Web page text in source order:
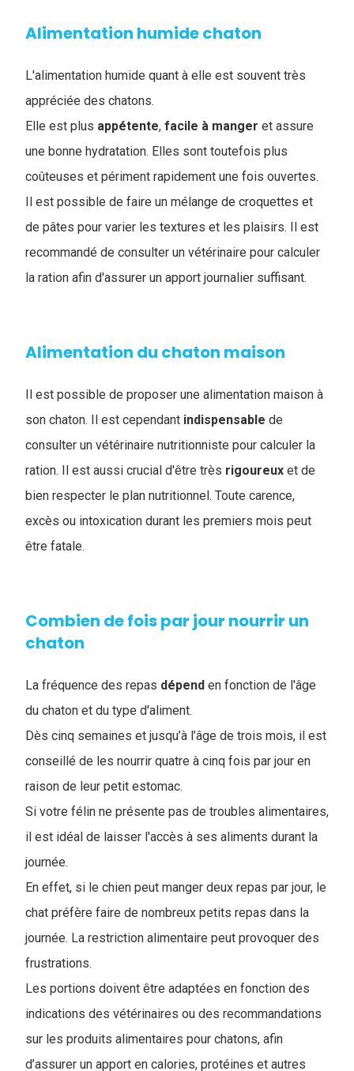
Alimentation humide chaton
L'alimentation humide quant à elle est souvent très
appréciée des chatons.
Elle est plus appétente, facile à manger et assure
une bonne hydratation. Elles sont toutefois plus
coûteuses et périment rapidement une fois ouvertes.
Il est possible de faire un mélange de croquettes et
de pâtes pour varier les textures et les plaisirs. Il est
recommandé de consulter un vétérinaire pour calculer
la ration afin d'assurer un apport journalier suffisant.
Alimentation du chaton maison
Il est possible de proposer une alimentation maison à
son chaton. Il est cependant indispensable de
consulter un vétérinaire nutritionniste pour calculer la
ration. Il est aussi crucial d'être très rigoureux et de
bien respecter le plan nutritionnel. Toute carence,
excès ou intoxication durant les premiers mois peut
être fatale.
Combien de fois par jour nourrir un
chaton
La fréquence des repas dépend en fonction de l'âge
du chaton et du type d'aliment.
Dès cinq semaines et jusqu’à l’âge de trois mois, il est
conseillé de les nourrir quatre à cinq fois par jour en
raison de leur petit estomac.
Si votre félin ne présente pas de troubles alimentaires,
il est idéal de laisser l'accès à ses aliments durant la
journée.
En effet, si le chien peut manger deux repas par jour, le
chat préfère faire de nombreux petits repas dans la
journée. La restriction alimentaire peut provoquer des
frustrations.
Les portions doivent être adaptées en fonction des
indications des vétérinaires ou des recommandations
sur les produits alimentaires pour chatons, afin
d’assurer un apport en calories, protéines et autres